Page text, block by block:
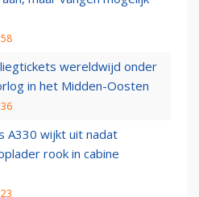
wereldwijd onder
in het Midden-Oosten
A330 wijkt uit nadat
rook in cabine